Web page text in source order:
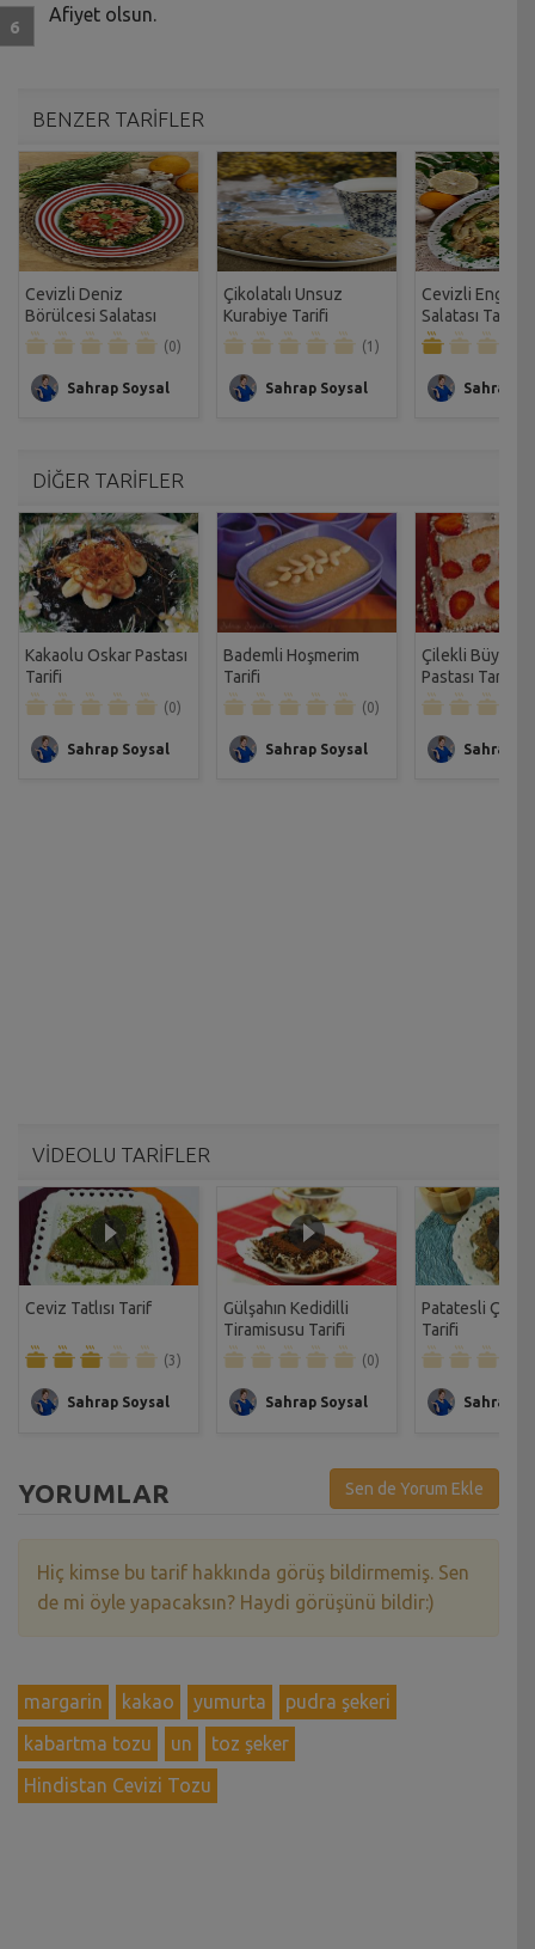
Afiyet olsun.
BENZER TARİFLER
Cevizli Deniz
Börülcesi Salatası
Tarifi
(0)
Sahrap Soysal
Çikolatalı Unsuz
Kurabiye Tarifi
(1)
Sahrap Soysal
Cevizli Enginar
Salatası Tarifi
Sahrap
DİĞER TARİFLER
Kakaolu Oskar Pastası
Tarifi
(0)
Sahrap Soysal
Bademli Hoşmerim
Tarifi
(0)
Sahrap Soysal
Çilekli
Pastası Tarifi
Sahrap
VİDEOLU TARİFLER
Ceviz Tatlısı Tarif
(3)
Sahrap Soysal
Gülşahın Kedidilli
Tiramisusu Tarifi
(0)
Sahrap Soysal
Patatesli Çıtır
Tarifi
Sahrap
YORUMLAR Sen de Yorum Ekle
Hiç kimse bu tarif hakkında görüş bildirmemiş. Sen
de mi öyle yapacaksın? Haydi görüşünü bildir:)
margarin kakao yumurta
pudra şekeri
kabartma tozu
un
toz şeker
Hindistan Cevizi Tozu